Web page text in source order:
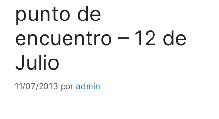
punto de
encuentro – 12 de
Julio
11/07/2013 por admin